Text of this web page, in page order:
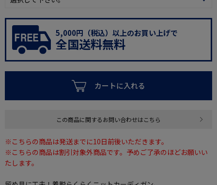
5,000円（税込）以上のお買い上げで
全国送料無料
カートに入れる
この商品に関するお問い合わせはこちら
※こちらの商品は発送までに10日前後いただきます。
※こちらの商品は割引対象外商品です。予めご了承のほどお願いい
たします。